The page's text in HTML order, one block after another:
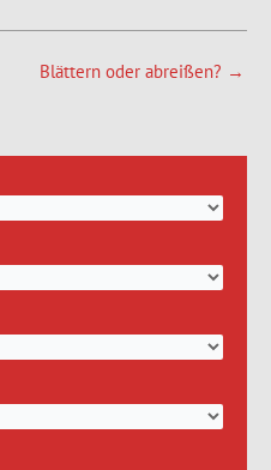
Blättern oder abreißen? →